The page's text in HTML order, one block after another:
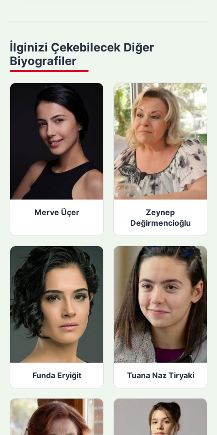
y
a
p
n
İlginizi Çekebilecek Diğer
Biyografiler
Merve Üçer
Zeynep
Değirmencioğlu
Funda Eryiğit Tuana Naz Tiryaki